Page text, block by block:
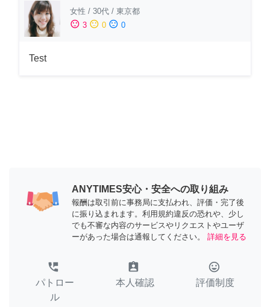
女性 / 30代 / 東京都
sentiment_satisfied 3 sentiment_neutral 0 sentiment_dissatisfied 0
Test
ANYTIMES安心・安全への取り組み
報酬は取引前に事務局に支払われ、評価・完了後
に振り込まれます。利用規約違反の恐れや、少し
でも不審な内容のサービスやリクエストやユーザ
ーがあった場合は通報してください。
詳細を見る
perm_phone_msg
パトロー
ル
assignment_ind
本人確認
tag_faces
評価制度